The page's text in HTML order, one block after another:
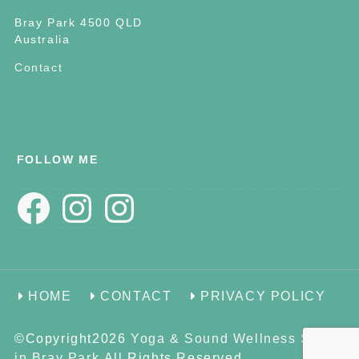
Bray Park 4500 QLD
Australia
Contact
FOLLOW ME
FacebookInstagramInstagram
HOME CONTACT PRIVACY POLICY
©Copyright2026 Yoga & Sound Wellness Space